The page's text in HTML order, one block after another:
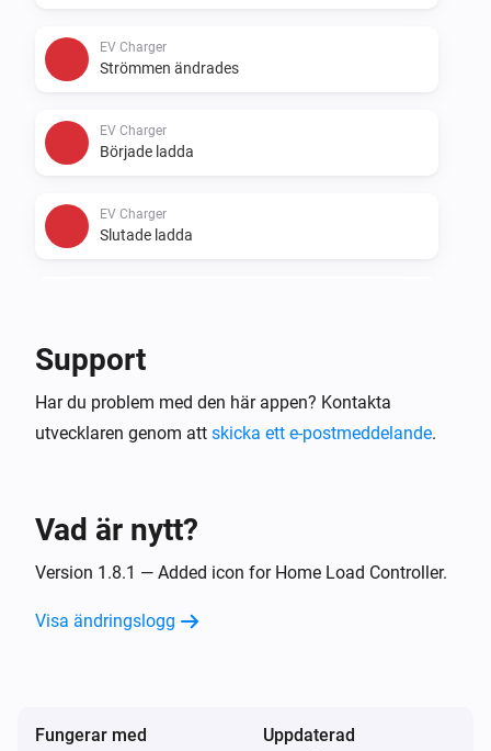
EV Charger
Strömmen ändrades
EV Charger
Började ladda
EV Charger
Slutade ladda
Strömmen ändrades
Strömmen ändrades
Support
Har du problem med den här appen? Kontakta
utvecklaren genom att skicka ett e-postmeddelande.
Vad är nytt?
Version 1.8.1 — Added icon for Home Load Controller.
Visa ändringslogg
Fungerar med Uppdaterad